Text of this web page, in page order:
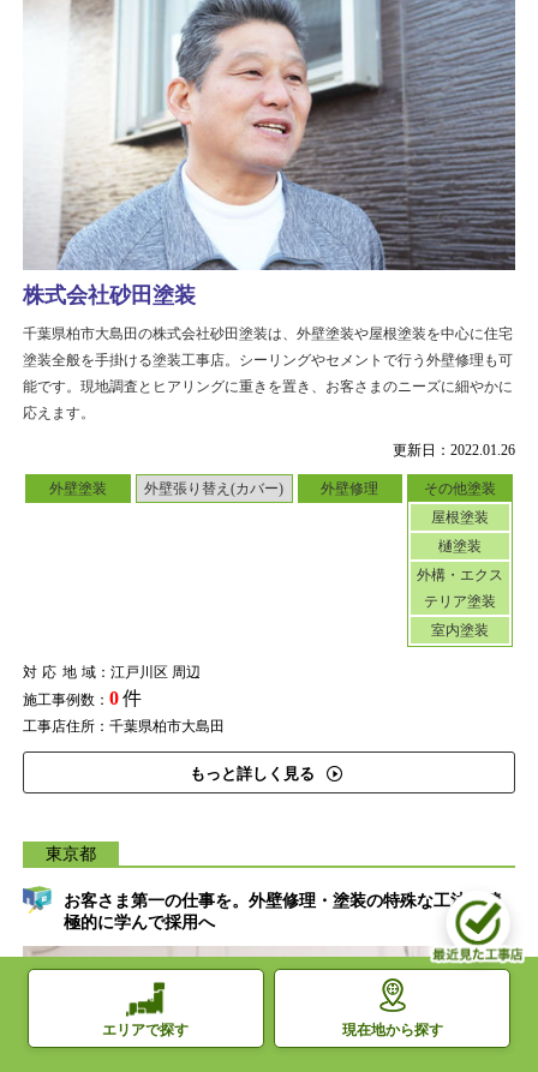
更新日：2022.01.26
外壁塗装 外壁張り替え(カバー) 外壁修理
その他塗装
屋根塗装
樋塗装
外構・エクス
テリア塗装
室内塗装
対応地域：江戸川区 周辺
施工事例数： 0件
工事店住所：千葉県柏市大島田
もっと詳しく見る
株式会社砂田塗装
千葉県柏市大島田の株式会社砂田塗装は、外壁塗装や屋根塗装を中心に住宅
塗装全般を手掛ける塗装工事店。シーリングやセメントで行う外壁修理も可
能です。現地調査とヒアリングに重きを置き、お客さまのニーズに細やかに
応えます。
東京都
お客さま第一の仕事を。外壁修理・塗装の特殊な工法も積
極的に学んで採用へ
エリアで探す 現在地から探す